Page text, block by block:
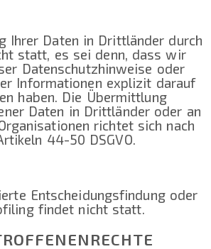
Ihrer Daten in Drittländer durch
statt, es sei denn, dass wir
Datenschutzhinweise oder
Informationen explizit darauf
haben. Die Übermittlung
Daten in Drittländer oder an
richtet sich nach
44-50 DSGVO.
Entscheidungsfindung oder
findet nicht statt.